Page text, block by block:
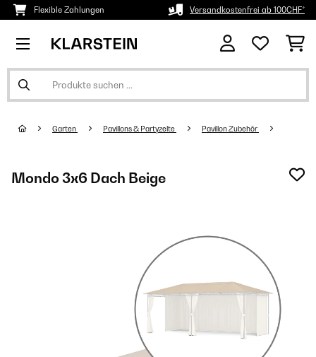
Flexible Zahlungen Versandkostenfrei ab 100CHF*
Garten Pavillons & Partyzelte Pavillon Zubehör
Mondo 3x6 Dach Beige